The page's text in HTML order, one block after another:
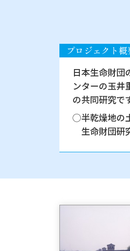
日本生命財団
ンターの玉井
の共同研究で
半乾燥地の
生命財団研